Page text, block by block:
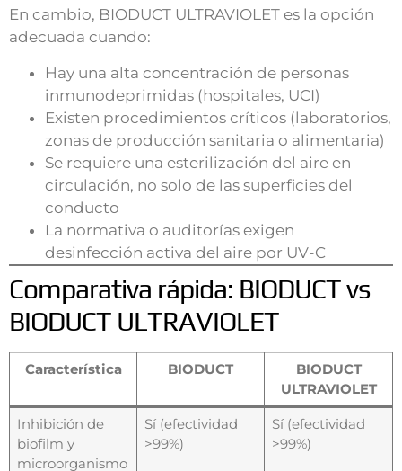
En cambio, BIODUCT ULTRAVIOLET es la opción
adecuada cuando:
Hay una alta concentración de personas
inmunodeprimidas (hospitales, UCI)
Existen procedimientos críticos (laboratorios,
zonas de producción sanitaria o alimentaria)
Se requiere una esterilización del aire en
circulación, no solo de las superficies del
conducto
La normativa o auditorías exigen
desinfección activa del aire por UV-C
Comparativa rápida: BIODUCT vs
BIODUCT ULTRAVIOLET
Característica BIODUCT
BIODUCT
ULTRAVIOLET
Inhibición de
biofilm y
microorganismo
Sí (efectividad
>99%)
Sí (efectividad
>99%)